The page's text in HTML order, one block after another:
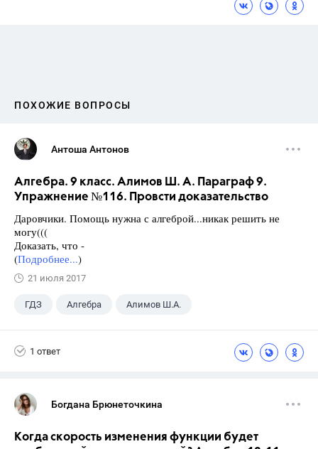
ПОХОЖИЕ ВОПРОСЫ
Антоша Антонов
Алгебра. 9 класс. Алимов Ш. А. Параграф 9.
Упражнение №116. Провсти доказательство
Даровчики. Помощь нужна с алгеброй...никак решить не
могу(((
Доказать, что -
(Подробнее...)
21 июля 2017
ГДЗ Алгебра Алимов Ш.А.
1 ответ
Богдана Брюнеточкина
Когда скорость изменения функции будет